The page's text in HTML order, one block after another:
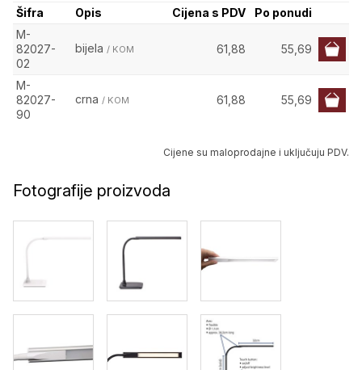
Šifra Opis Cijena s PDV
Po ponudi
M-
82027-
02
bijela / KOM 61,88 55,69
M-
82027-
90
crna / KOM 61,88 55,69
Cijene su maloprodajne i uključuju PDV.
Fotografije proizvoda